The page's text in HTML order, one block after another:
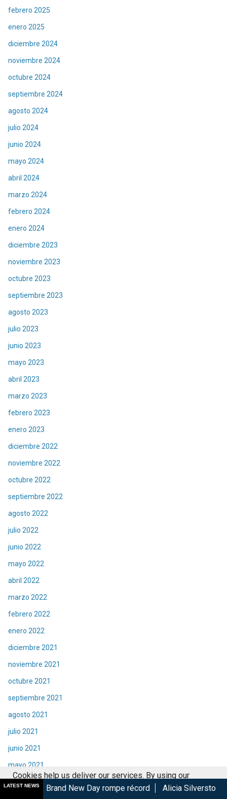
febrero 2025
enero 2025
diciembre 2024
noviembre 2024
octubre 2024
septiembre 2024
agosto 2024
julio 2024
junio 2024
mayo 2024
abril 2024
marzo 2024
febrero 2024
enero 2024
diciembre 2023
noviembre 2023
octubre 2023
septiembre 2023
agosto 2023
julio 2023
junio 2023
mayo 2023
abril 2023
marzo 2023
febrero 2023
enero 2023
diciembre 2022
noviembre 2022
octubre 2022
septiembre 2022
agosto 2022
julio 2022
junio 2022
mayo 2022
abril 2022
marzo 2022
febrero 2022
enero 2022
diciembre 2021
noviembre 2021
octubre 2021
septiembre 2021
agosto 2021
julio 2021
junio 2021
mayo 2021
LATEST NEWS
New Day rompe récord Alicia Silverstone protagonizará la
Cookies help us deliver our services. By using our
services, you agree to our use of cookies.
Got it